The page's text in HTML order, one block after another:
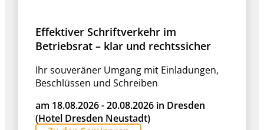
Effektiver Schriftverkehr im
Betriebsrat – klar und rechtssicher
Ihr souveräner Umgang mit Einladungen,
Beschlüssen und Schreiben
am 18.08.2026 - 20.08.2026 in Dresden
(Hotel Dresden Neustadt)